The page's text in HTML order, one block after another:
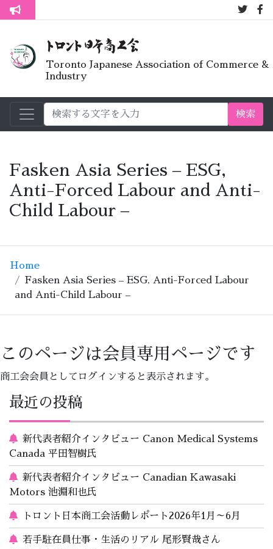
トロント生活不安疑問質問懇談会
7月オープ
Toronto Japanese Association of Commerce &
Industry
検索
Fasken Asia Series – ESG,
Anti-Forced Labour and Anti-
Child Labour –
Home
Fasken Asia Series – ESG, Anti-Forced Labour
and Anti-Child Labour –
このページは会員専用ページです
商工会会員としてログインすると表示されます。
最近の投稿
新代表者紹介インタビュー Canon Medical Systems
Canada 平田智樹氏
新代表者紹介インタビュー Canadian Kawasaki
Motors 池淵和也氏
トロント日本商工会活動レポート2026年1月～6月
若手駐在員仕事・生活のリアル 尾形賢哉さん